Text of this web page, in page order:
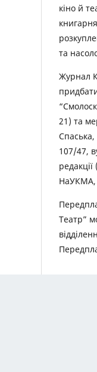
кіно й
та
Журнал
21) та
Спаська,
107/47,
НаУКМА,
Театр”